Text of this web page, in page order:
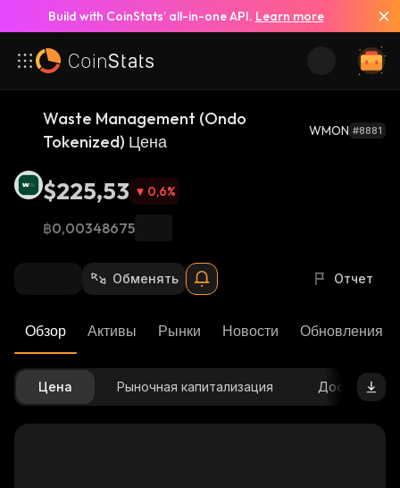
Build with CoinStats’ all-in-one API. Learn more
Waste Management (Ondo
Tokenized) Цена
WMON #8881
$225,53 0,6%
฿0,00348675
Обменять Отчет
Обзор Активы Рынки Новости Обновления
Цена Рыночная капитализация Доступное